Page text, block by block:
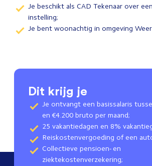
Je beschikt als CAD Tekenaar over
instelling;
Je bent woonachtig in omgeving
Dit krijg je
Je ontvangt een basissalaris
en €4.200 bruto per maand;
25 vakantiedagen en 8%
Reiskostenvergoeding of een
Collectieve pensioen- en
ziektekostenverzekering;